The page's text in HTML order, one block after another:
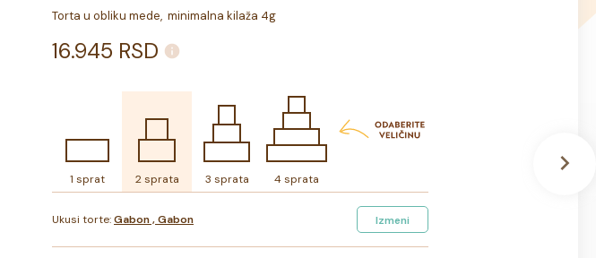
Torta u obliku mede,  minimalna kilaža 4g
16.945 RSD
1 sprat 2 sprata 3 sprata 4 sprata
Ukusi torte:Gabon , Gabon Izmeni